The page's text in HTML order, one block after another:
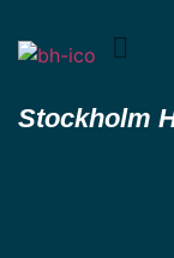
Stockholm